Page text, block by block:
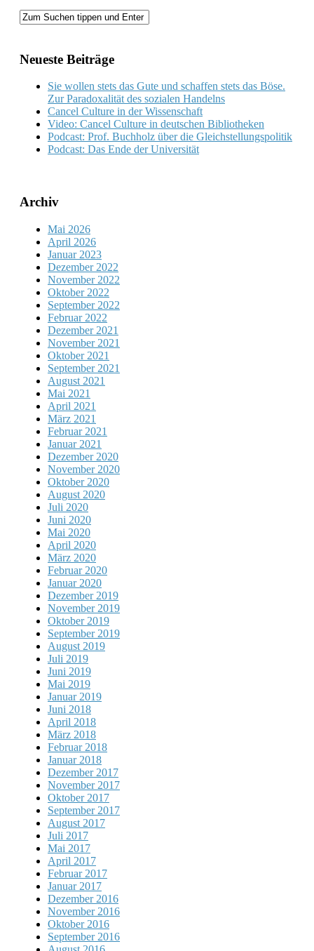
Neueste Beiträge
Sie wollen stets das Gute und schaffen stets das Böse.
Zur Paradoxalität des sozialen Handelns
Cancel Culture in der Wissenschaft
Video: Cancel Culture in deutschen Bibliotheken
Podcast: Prof. Buchholz über die Gleichstellungspolitik
Podcast: Das Ende der Universität
Archiv
Mai 2026
April 2026
Januar 2023
Dezember 2022
November 2022
Oktober 2022
September 2022
Februar 2022
Dezember 2021
November 2021
Oktober 2021
September 2021
August 2021
Mai 2021
April 2021
März 2021
Februar 2021
Januar 2021
Dezember 2020
November 2020
Oktober 2020
August 2020
Juli 2020
Juni 2020
Mai 2020
April 2020
März 2020
Februar 2020
Januar 2020
Dezember 2019
November 2019
Oktober 2019
September 2019
August 2019
Juli 2019
Juni 2019
Mai 2019
Januar 2019
Juni 2018
April 2018
März 2018
Februar 2018
Januar 2018
Dezember 2017
November 2017
Oktober 2017
September 2017
August 2017
Juli 2017
Mai 2017
April 2017
Februar 2017
Januar 2017
Dezember 2016
November 2016
Oktober 2016
September 2016